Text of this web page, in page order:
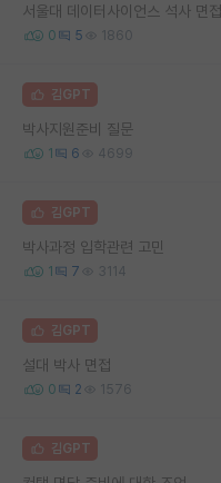
서울대 데이터사이언스 석사 면접
0 5 1860
김GPT
박사지원준비 질문
1 6 4699
김GPT
박사과정 입학관련 고민
1 7 3114
김GPT
설대 박사 면접
0 2 1576
김GPT